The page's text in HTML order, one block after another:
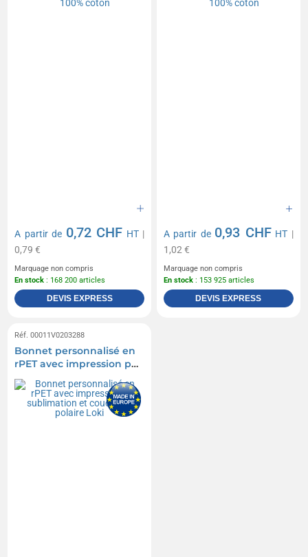
A partir de 0,72 CHF HT|
0,79 €
Marquage non compris
En stock : 168 200 articles
DEVIS EXPRESS
A partir de 0,93 CHF HT |
1,02 €
Marquage non compris
En stock : 153 925 articles
DEVIS EXPRESS
Réf. 00011V0203288
Bonnet personnalisé en
rPET avec impression par
sublimation et couche en
polaire Loki